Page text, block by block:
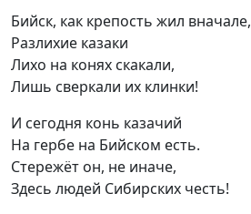
Бийск, как крепость жил вначале,
Разлихие казаки
Лихо на конях скакали,
Лишь сверкали их клинки!
И сегодня конь казачий
На гербе на Бийском есть.
Стережёт он, не иначе,
Здесь людей Сибирских честь!